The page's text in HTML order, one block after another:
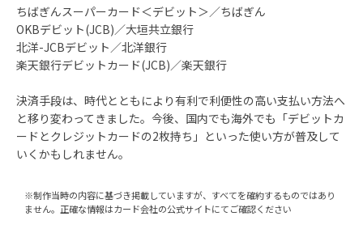
ちばぎんスーパーカード＜デビット＞／ちばぎん
OKBデビット(JCB)／大垣共立銀行
北洋-JCBデビット／北洋銀行
楽天銀行デビットカード(JCB)／楽天銀行
決済手段は、時代とともにより有利で利便性の高い支払い方法へ
と移り変わってきました。今後、国内でも海外でも「デビットカ
ードとクレジットカードの2枚持ち」といった使い方が普及して
いくかもしれません。
※制作当時の内容に基づき掲載していますが、すべてを確約するものではあり
ません。正確な情報はカード会社の公式サイトにてご確認ください